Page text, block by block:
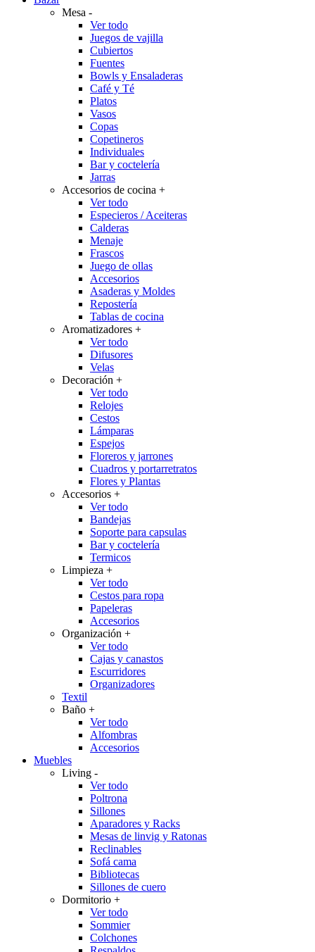
Mesa -
Ver todo
Juegos de vajilla
Cubiertos
Fuentes
Bowls y Ensaladeras
Café y Té
Platos
Vasos
Copas
Copetineros
Individuales
Bar y coctelería
Jarras
Accesorios de cocina +
Ver todo
Especieros / Aceiteras
Calderas
Menaje
Frascos
Juego de ollas
Accesorios
Asaderas y Moldes
Repostería
Tablas de cocina
Aromatizadores +
Ver todo
Difusores
Velas
Decoración +
Ver todo
Relojes
Cestos
Lámparas
Espejos
Floreros y jarrones
Cuadros y portarretratos
Flores y Plantas
Accesorios +
Ver todo
Bandejas
Soporte para capsulas
Bar y coctelería
Termicos
Limpieza +
Ver todo
Cestos para ropa
Papeleras
Accesorios
Organización +
Ver todo
Cajas y canastos
Escurridores
Organizadores
Textil
Baño +
Ver todo
Alfombras
Accesorios
Muebles
Living -
Ver todo
Poltrona
Sillones
Aparadores y Racks
Mesas de linvig y Ratonas
Reclinables
Sofá cama
Bibliotecas
Sillones de cuero
Dormitorio +
Ver todo
Sommier
Colchones